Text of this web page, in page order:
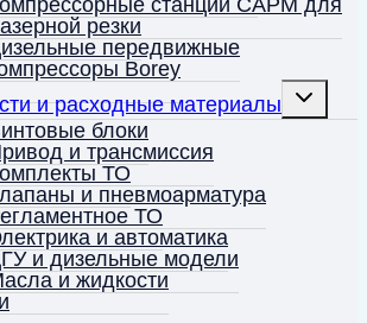
резки
передвижные
Borey
и расходные материалы
дочернее
меню
блоки
и трансмиссия
ТО
и пневмоарматура
ТО
и автоматика
и дизельные модели
и жидкости